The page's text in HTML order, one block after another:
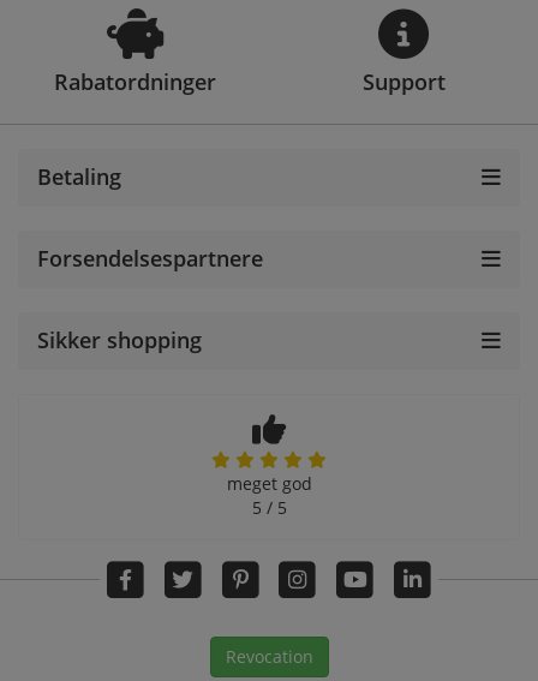
Rabatordninger Support
Betaling
Forsendelsespartnere
Sikker shopping
meget god
5 / 5
Revocation